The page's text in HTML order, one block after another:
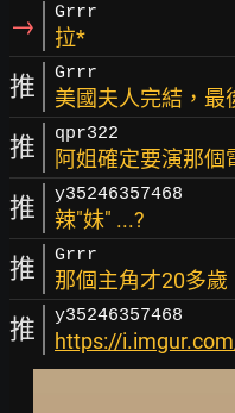
→ Grrr
拉*
推 Grrr
美國夫人完結，最
推 qpr322
阿姐確定要演那個
推 y35246357468
辣"妹" ...?
推 Grrr
那個主角才20多
推 y35246357468
https://